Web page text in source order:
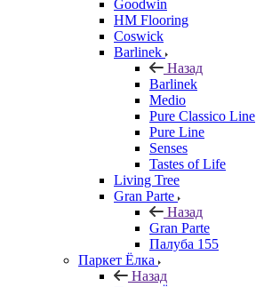
Goodwin
HM Flooring
Coswick
Barlinek
Назад
Barlinek
Medio
Pure Classico Line
Pure Line
Senses
Tastes of Life
Living Tree
Gran Parte
Назад
Gran Parte
Палуба 155
Паркет Ёлка
Назад